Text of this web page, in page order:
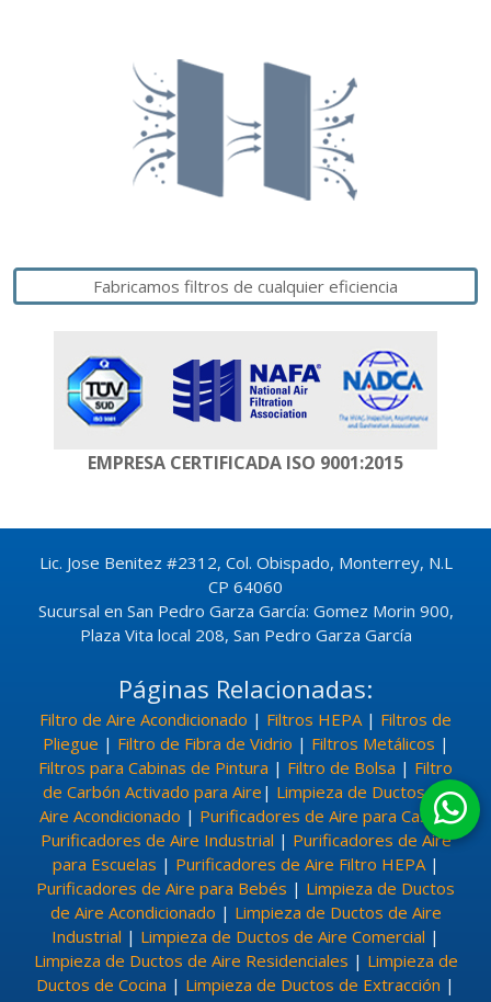
Fabricamos filtros de cualquier eficiencia
EMPRESA CERTIFICADA ISO 9001:2015
Lic. Jose Benitez #2312, Col. Obispado, Monterrey, N.L
CP 64060
Sucursal en San Pedro Garza García: Gomez Morin 900,
Plaza Vita local 208, San Pedro Garza García
Páginas Relacionadas:
Filtro de Aire Acondicionado | Filtros HEPA| Filtros de
Pliegue | Filtro de Fibra de Vidrio | Filtros Metálicos |
Filtros para Cabinas de Pintura | Filtro de Bolsa | Filtro
de Carbón Activado para Aire | Limpieza de Ductos de
Aire Acondicionado | Purificadores de Aire para Casa|
Purificadores de Aire Industrial | Purificadores de Aire
para Escuelas | Purificadores de Aire Filtro HEPA|
Purificadores de Aire para Bebés | Limpieza de Ductos
de Aire Acondicionado | Limpieza de Ductos de Aire
Industrial | Limpieza de Ductos de Aire Comercial |
Limpieza de Ductos de Aire Residenciales | Limpieza de
Ductos de Cocina | Limpieza de Ductos de Extracción |